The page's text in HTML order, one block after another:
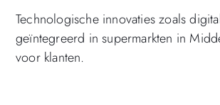
Technologische innovaties zoals
geïntegreerd in supermarkten in
voor klanten.